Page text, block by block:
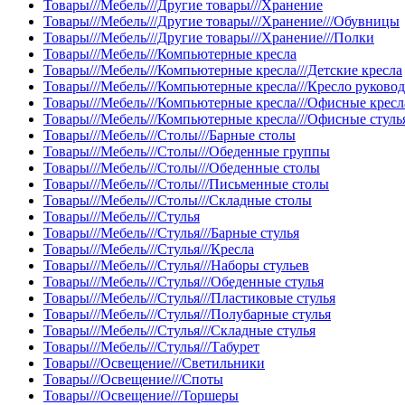
Товары///Мебель///Другие товары///Хранение
Товары///Мебель///Другие товары///Хранение///Обувницы
Товары///Мебель///Другие товары///Хранение///Полки
Товары///Мебель///Компьютерные кресла
Товары///Мебель///Компьютерные кресла///Детские кресла
Товары///Мебель///Компьютерные кресла///Кресло
Товары///Мебель///Компьютерные кресла///Офисные
Товары///Мебель///Компьютерные кресла///Офисные
Товары///Мебель///Столы///Барные столы
Товары///Мебель///Столы///Обеденные группы
Товары///Мебель///Столы///Обеденные столы
Товары///Мебель///Столы///Письменные столы
Товары///Мебель///Столы///Складные столы
Товары///Мебель///Стулья
Товары///Мебель///Стулья///Барные стулья
Товары///Мебель///Стулья///Кресла
Товары///Мебель///Стулья///Наборы стульев
Товары///Мебель///Стулья///Обеденные стулья
Товары///Мебель///Стулья///Пластиковые стулья
Товары///Мебель///Стулья///Полубарные стулья
Товары///Мебель///Стулья///Складные стулья
Товары///Мебель///Стулья///Табурет
Товары///Освещение///Светильники
Товары///Освещение///Споты
Товары///Освещение///Торшеры